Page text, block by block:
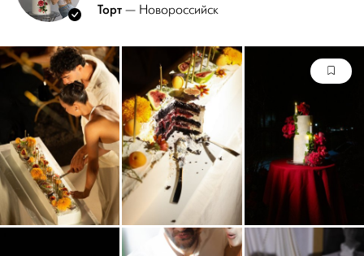
Торт — Новороссийск